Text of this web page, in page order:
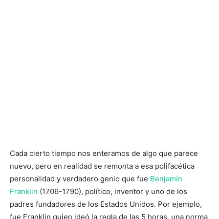
Cada cierto tiempo nos enteramos de algo que parece
nuevo, pero en realidad se remonta a esa polifacética
personalidad y verdadero genio que fue Benjamín
Franklin (1706-1790), político, inventor y uno de los
padres fundadores de los Estados Unidos. Por ejemplo,
fue Franklin quien ideó la regla de las 5 horas, una norma